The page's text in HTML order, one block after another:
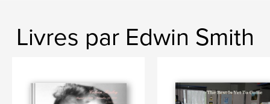
Livres par Edwin Smith